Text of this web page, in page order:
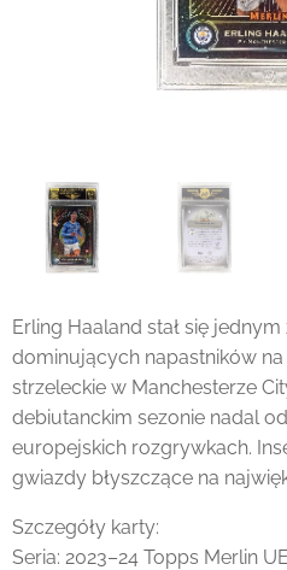
Erling Haaland stał się
dominujących napastników
strzeleckie w Manchesterze
debiutanckim sezonie nadal
europejskich rozgrywkach.
gwiazdy błyszczące na
Szczegóły karty:
Seria: 2023–24 Topps Merlin